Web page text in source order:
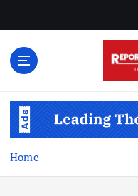
Home